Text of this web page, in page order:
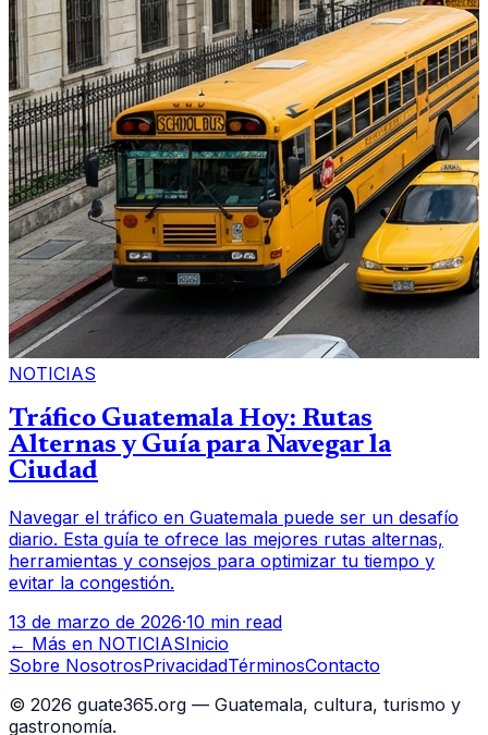
NOTICIAS
Tráfico Guatemala Hoy: Rutas
Alternas y Guía para Navegar la
Ciudad
Navegar el tráfico en Guatemala puede ser un desafío
diario. Esta guía te ofrece las mejores rutas alternas,
herramientas y consejos para optimizar tu tiempo y
evitar la congestión.
13 de marzo de 2026·10 min read
← Más en NOTICIASInicio
Sobre NosotrosPrivacidadTérminosContacto
© 2026 guate365.org — Guatemala, cultura, turismo y
gastronomía.